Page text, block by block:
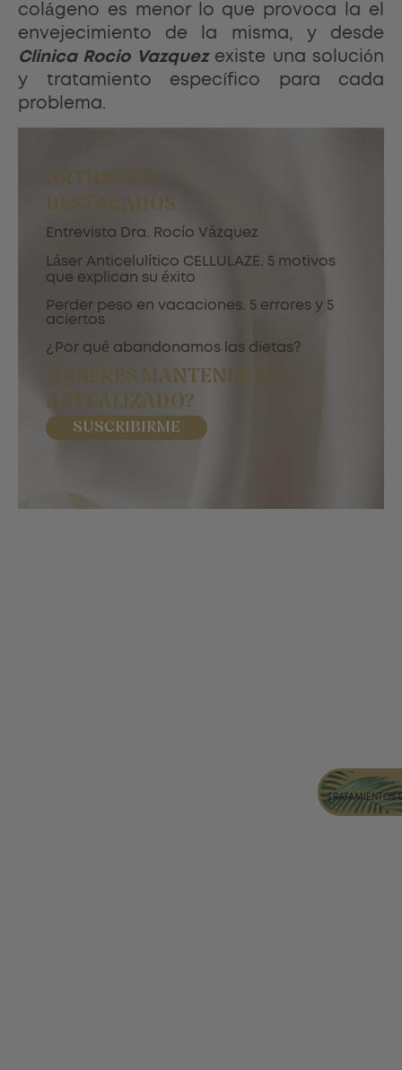
colágeno es menor lo que provoca la el
envejecimiento de la misma, y desde
Clinica Rocio Vazquezexiste una solución
y tratamiento específico para cada
problema.
ARTÍCULOS
DESTACADOS
Entrevista Dra. Rocío Vázquez
Láser Anticelulítico CELLULAZE. 5 motivos
que explican su éxito
Perder peso en vacaciones. 5 errores y 5
aciertos
¿Por qué abandonamos las dietas?
¿QUIERES MANTENERTE
ACTUALIZADO?
SUSCRIBIRME
TRATAMIENTOS